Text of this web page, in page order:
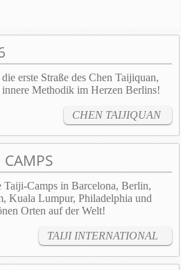
erste Straße des Chen Taijiquan,
innere Methodik im Herzen Berlins!
CHEN TAIJIQUAN
Taiji-Camps in Barcelona, Berlin,
Kuala Lumpur, Philadelphia und
Orten auf der Welt!
TAIJI INTERNATIONAL